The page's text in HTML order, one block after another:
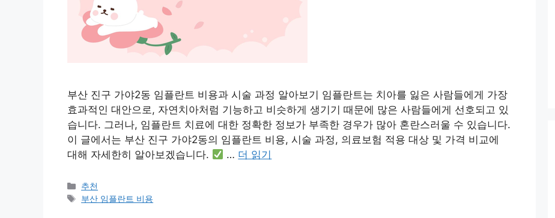
부산 진구 가야2동 임플란트 비용과 시술 과정 알아보기 임플란트는 치아를 잃은 사람들에게 가장
효과적인 대안으로, 자연치아처럼 기능하고 비슷하게 생기기 때문에 많은 사람들에게 선호되고 있
습니다. 그러나, 임플란트 치료에 대한 정확한 정보가 부족한 경우가 많아 혼란스러울 수 있습니다.
이 글에서는 부산 진구 가야2동의 임플란트 비용, 시술 과정, 의료보험 적용 대상 및 가격 비교에
대해 자세한히 알아보겠습니다.
… 더 읽기
카
테
추천
태
부산 임플란트 비용